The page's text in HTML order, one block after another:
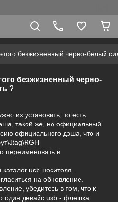
безжизненный черно-белый
безжизненный черно-
?
их установить, то есть
такой же, но официальный.
официального дэша, что и
переименовать в
usb-носителя.
на обновление.
убедитесь в том, что к
один девайс usb - флешка.